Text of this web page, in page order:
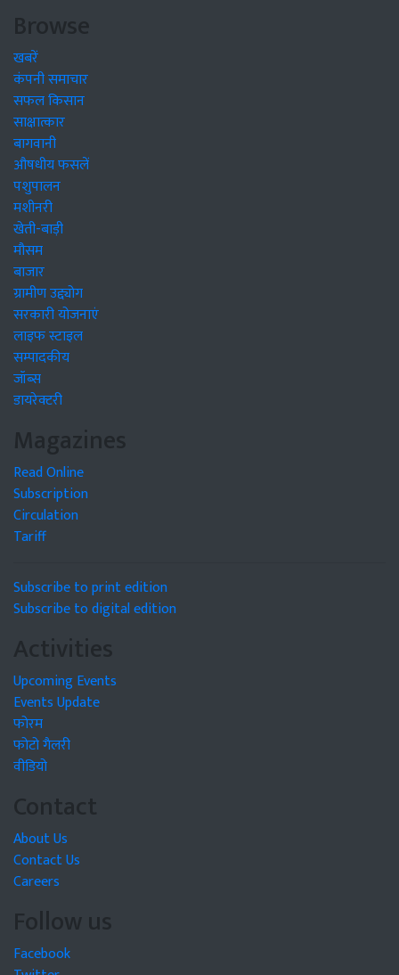
Browse
खबरें
कंपनी समाचार
सफल किसान
साक्षात्कार
बागवानी
औषधीय फसलें
पशुपालन
मशीनरी
खेती-बाड़ी
मौसम
बाजार
ग्रामीण उद्द्योग
सरकारी योजनाएं
लाइफ स्टाइल
सम्पादकीय
जॉब्स
डायरेक्टरी
Magazines
Read Online
Subscription
Circulation
Tariff
Subscribe to print edition
Subscribe to digital edition
Activities
Upcoming Events
Events Update
फोरम
फोटो गैलरी
वीडियो
Contact
About Us
Contact Us
Careers
Follow us
Facebook